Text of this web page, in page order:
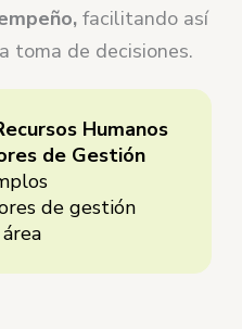
facilitando así
toma de decisiones.
Humanos
de Gestión
de gestión